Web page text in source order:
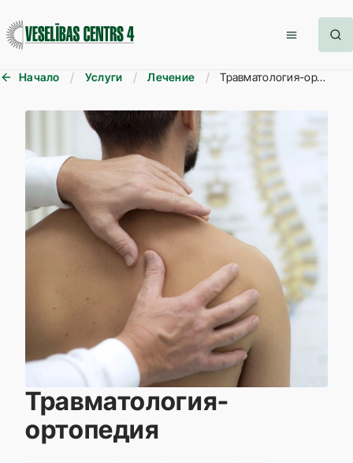
Начало Услуги Лечение Травматология-ортопедия
Травматология-
ортопедия